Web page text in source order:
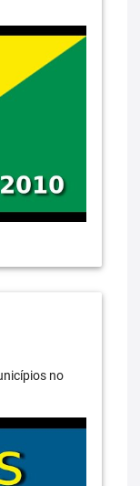
no